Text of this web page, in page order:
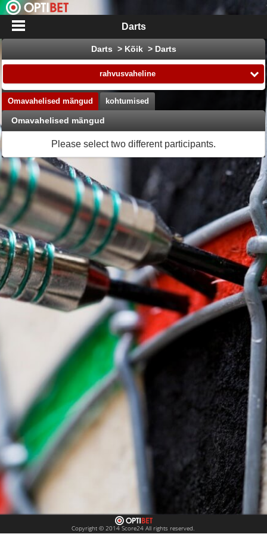
Darts
Darts > Kõik > Darts
rahvusvaheline
Omavahelised mängud kohtumised
Omavahelised mängud
Please select two different participants.
Copyright © 2014 Score24 All rights reserved.